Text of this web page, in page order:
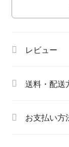
レビュー
送料・配送
お支払い方